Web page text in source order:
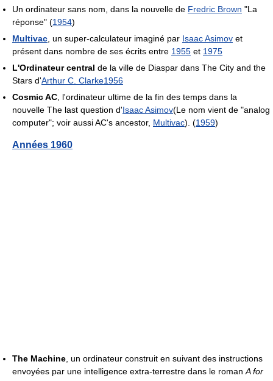
Un ordinateur sans nom, dans la nouvelle de Fredric Brown "La
réponse" (1954)
Multivac , un super-calculateur imaginé par Isaac Asimov et
présent dans nombre de ses écrits entre 1955 et 1975
L'Ordinateur central de la ville de Diaspar dans The City and the
Stars d'Arthur C. Clarke1956
Cosmic AC , l'ordinateur ultime de la fin des temps dans la
nouvelle The last question d'Isaac Asimov(Le nom vient de "analog
computer"; voir aussi AC's ancestor, Multivac). (1959)
Années 1960
The Machine , un ordinateur construit en suivant des instructions
envoyées par une intelligence extra-terrestre dans le roman A for